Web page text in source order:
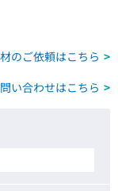
のご依頼はこちら
い合わせはこちら